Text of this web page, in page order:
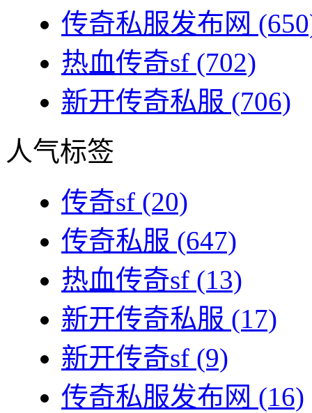
传奇私服发布网
热血传奇sf (702)
新开传奇私服 (706)
人气标签
传奇sf (20)
传奇私服 (647)
热血传奇sf (13)
新开传奇私服 (17)
新开传奇sf (9)
传奇私服发布网 (16)